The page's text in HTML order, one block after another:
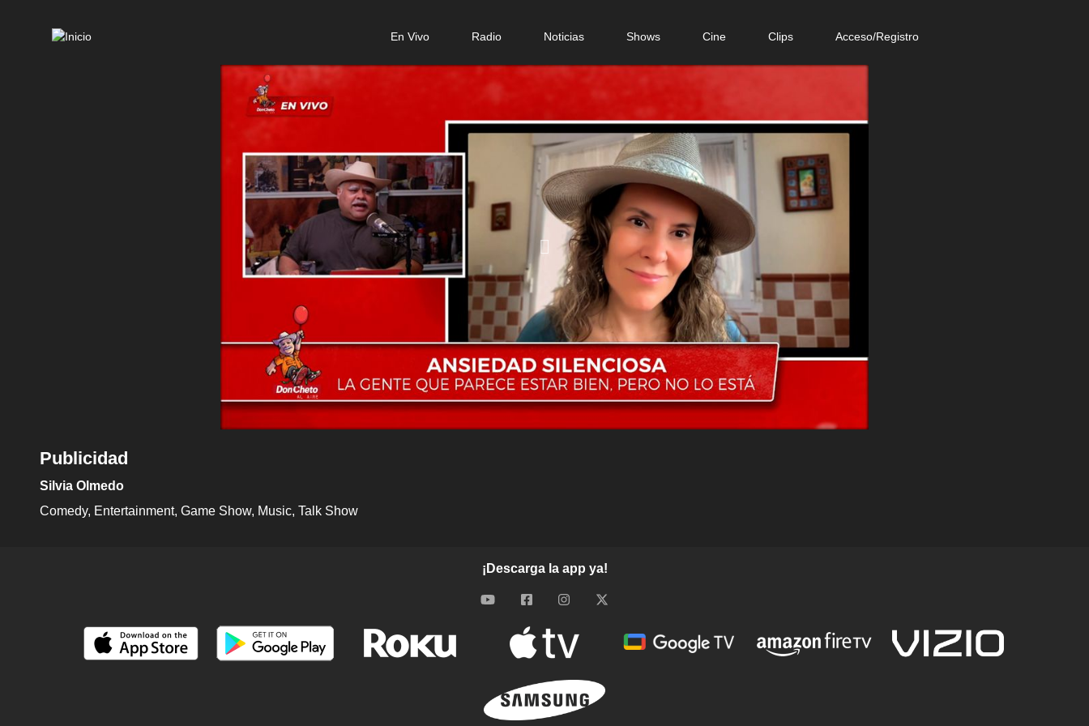
En Vivo Radio Noticias Shows Cine Clips Acceso/Registro
Publicidad
Silvia Olmedo
Comedy
Entertainment Game Show Music Talk Show
¡Descarga la app ya!